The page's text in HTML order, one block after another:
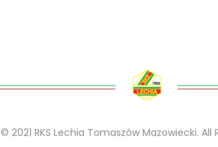
© 2021 RKS Lechia Tomaszów Mazowiecki. All